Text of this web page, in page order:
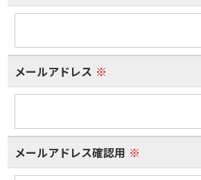
メールアドレス ※
メールアドレス確認用 ※